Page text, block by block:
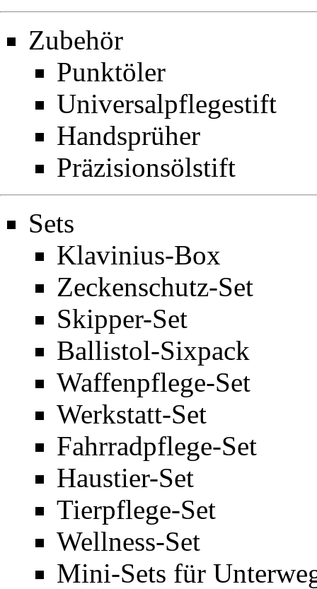
Zubehör
Punktöler
Universalpflegestift
Handsprüher
Präzisionsölstift
Sets
Klavinius-Box
Zeckenschutz-Set
Skipper-Set
Ballistol-Sixpack
Waffenpflege-Set
Werkstatt-Set
Fahrradpflege-Set
Haustier-Set
Tierpflege-Set
Wellness-Set
Mini-Sets für